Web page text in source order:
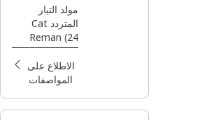
Reman
مولد التيار
المتردد Cat
Reman (24
فولت-95 أمبير)
الاطلاع على
المواصفات